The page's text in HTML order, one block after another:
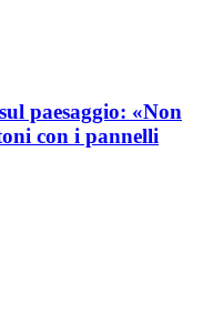
paesaggio: «Non
con i pannelli